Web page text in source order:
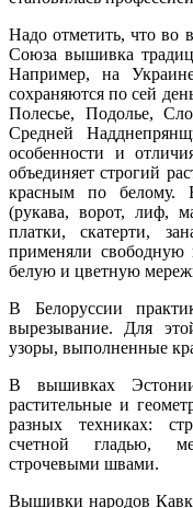
Надо отметить, что во
Союза вышивка
Например, на
сохраняются по сей
Полесье, Подолье,
Средней
особенности и
объединяет строгий
красным по белому.
(рукава, ворот, лиф,
платки, скатерти,
применяли свободную
белую и цветную
В Белоруссии
вырезывание. Для
узоры, выполненные
В вышивках
растительные и
разных техниках:
счетной гладью,
строчевыми швами.
Вышивки народов